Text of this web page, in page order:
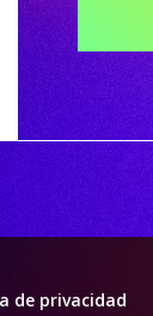
de privacidad